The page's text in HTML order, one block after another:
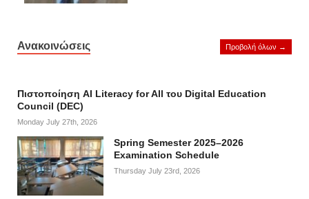
Ανακοινώσεις Προβολή όλων →
Πιστοποίηση AI Literacy for All του Digital Education
Council (DEC)
Monday July 27th, 2026
Spring Semester 2025–2026
Examination Schedule
Thursday July 23rd, 2026